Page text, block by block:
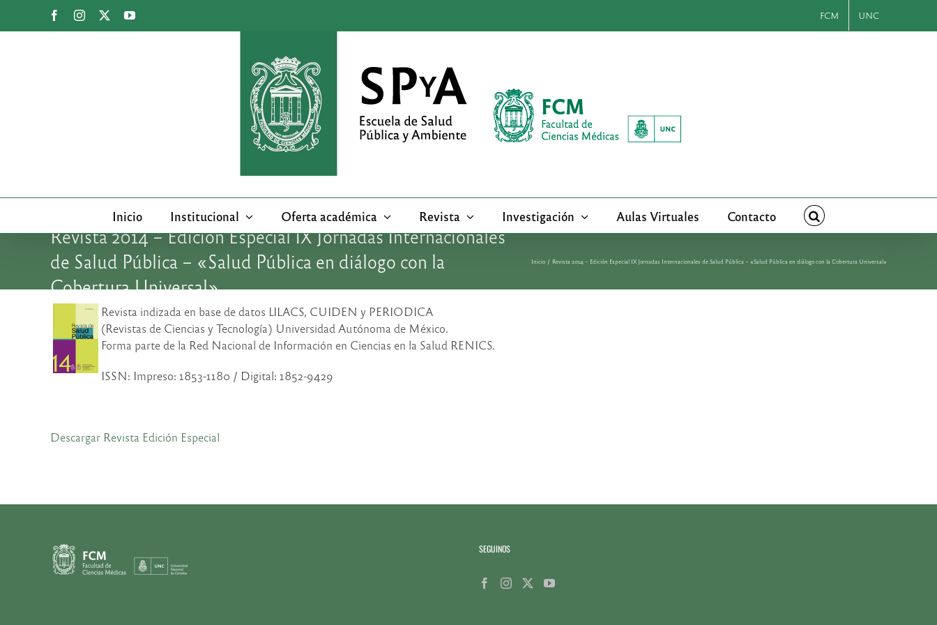
FacebookInstagram YouTube FCM UNC
Inicio Institucional Oferta académica Revista Investigación Aulas Virtuales Contacto
Revista 2014 – Edición Especial IX Jornadas Internacionales
de Salud Pública – «Salud Pública en diálogo con la
Cobertura Universal»
Inicio Revista 2014 – Edición Especial IX Jornadas Internacionales de Salud Pública – «Salud Pública en diálogo con la Cobertura Universal»
Revista indizada en base de datos LILACS, CUIDEN y PERIODICA
(Revistas de Ciencias y Tecnología) Universidad Autónoma de México.
Forma parte de la Red Nacional de Información en Ciencias en la Salud RENICS.
ISSN: Impreso: 1853-1180 / Digital: 1852-9429
Descargar Revista Edición Especial
SEGUINOS